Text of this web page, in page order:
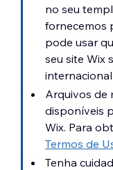
no seu
fornecemos
pode usar
seu site Wix
Arquivos de
disponíveis
Wix. Para
Termos de
Tenha